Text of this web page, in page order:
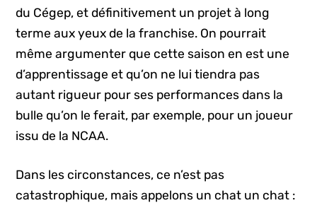
du Cégep, et définitivement un projet à long
terme aux yeux de la franchise. On pourrait
même argumenter que cette saison en est une
d’apprentissage et qu’on ne lui tiendra pas
autant rigueur pour ses performances dans la
bulle qu’on le ferait, par exemple, pour un joueur
issu de la NCAA.
Dans les circonstances, ce n’est pas
catastrophique, mais appelons un chat un chat :